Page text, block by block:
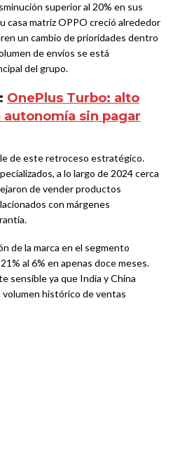
superior al 20% en sus
casa matriz OPPO creció alrededor
un cambio de prioridades dentro
de envíos se está
del grupo.
OnePlus Turbo: alto
sin pagar
de este retroceso estratégico.
a lo largo de 2024 cerca
de vender productos
con márgenes
de la marca en el segmento
al 6% en apenas doce meses.
sensible ya que India y China
histórico de ventas